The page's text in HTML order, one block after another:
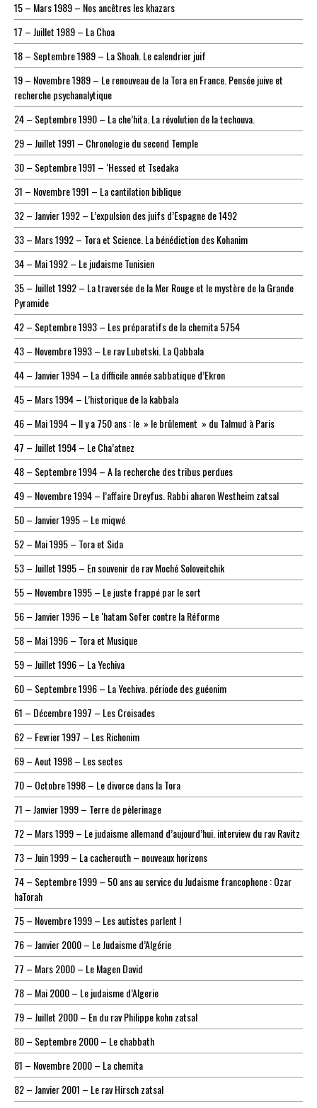
15 – Mars 1989 – Nos ancêtres les khazars
17 – Juillet 1989 – La Choa
18 – Septembre 1989 – La Shoah. Le calendrier juif
19 – Novembre 1989 – Le renouveau de la Tora en France. Pensée juive et
recherche psychanalytique
24 – Septembre 1990 – La che’hita. La révolution de la techouva.
29 – Juillet 1991 – Chronologie du second Temple
30 – Septembre 1991 – ‘Hessed et Tsedaka
31 – Novembre 1991 – La cantilation biblique
32 – Janvier 1992 – L’expulsion des juifs d’Espagne de 1492
33 – Mars 1992 – Tora et Science. La bénédiction des Kohanim
34 – Mai 1992 – Le judaisme Tunisien
35 – Juillet 1992 – La traversée de la Mer Rouge et le mystère de la Grande
Pyramide
42 – Septembre 1993 – Les préparatifs de la chemita 5754
43 – Novembre 1993 – Le rav Lubetski. La Qabbala
44 – Janvier 1994 – La difficile année sabbatique d’Ekron
45 – Mars 1994 – L’historique de la kabbala
46 – Mai 1994 – Il y a 750 ans : le » le brûlement » du Talmud à Paris
47 – Juillet 1994 – Le Cha’atnez
48 – Septembre 1994 – A la recherche des tribus perdues
49 – Novembre 1994 – l’affaire Dreyfus. Rabbi aharon Westheim zatsal
50 – Janvier 1995 – Le miqwé
52 – Mai 1995 – Tora et Sida
53 – Juillet 1995 – En souvenir de rav Moché Soloveitchik
55 – Novembre 1995 – Le juste frappé par le sort
56 – Janvier 1996 – Le ‘hatam Sofer contre la Réforme
58 – Mai 1996 – Tora et Musique
59 – Juillet 1996 – La Yechiva
60 – Septembre 1996 – La Yechiva. période des guéonim
61 – Décembre 1997 – Les Croisades
62 – Fevrier 1997 – Les Richonim
69 – Aout 1998 – Les sectes
70 – Octobre 1998 – Le divorce dans la Tora
71 – Janvier 1999 – Terre de pèlerinage
72 – Mars 1999 – Le judaisme allemand d’aujourd’hui. interview du rav Ravitz
73 – Juin 1999 – La cacherouth – nouveaux horizons
74 – Septembre 1999 – 50 ans au service du Judaisme francophone : Ozar
haTorah
75 – Novembre 1999 – Les autistes parlent !
76 – Janvier 2000 – Le Judaisme d’Algérie
77 – Mars 2000 – Le Magen David
78 – Mai 2000 – Le judaisme d’Algerie
79 – Juillet 2000 – En du rav Philippe kohn zatsal
80 – Septembre 2000 – Le chabbath
81 – Novembre 2000 – La chemita
82 – Janvier 2001 – Le rav Hirsch zatsal